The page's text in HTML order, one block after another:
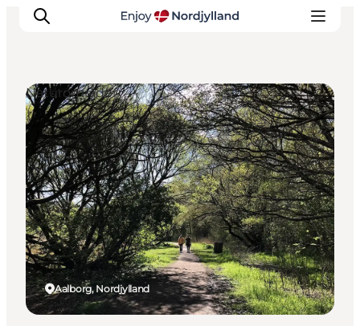
Oplevelser og aktiviteter
Planlæg din tur
Byer og steder
Guides
Det sker
For børn
Aalborg, Nordjylland
Naturområder